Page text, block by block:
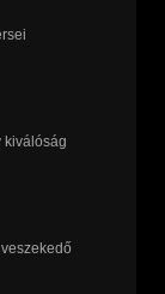
kiválóság